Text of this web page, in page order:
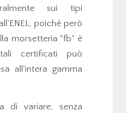
sui tipi
poiché però
morsetteria "fb" è
certificati può
all'intera gamma
di variare, senza